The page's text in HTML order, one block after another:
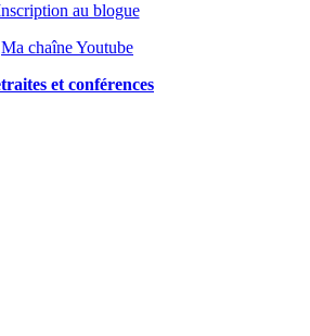
au blogue
Ma chaîne Youtube
et conférences